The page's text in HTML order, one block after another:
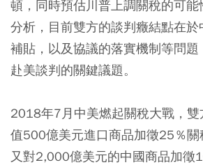
頓，同時預估川普上調關稅的可
分析，目前雙方的談判癥結點在
補貼，以及協議的落實機制等問題
赴美談判的關鍵議題。
2018年7月中美燃起關稅大戰，
值500億美元進口商品加徵25％關
又對2,000億美元的中國商品加徵